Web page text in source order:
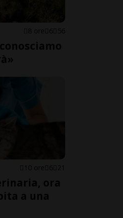
8 ore 6 56
10 ore 6 21
ora
a una